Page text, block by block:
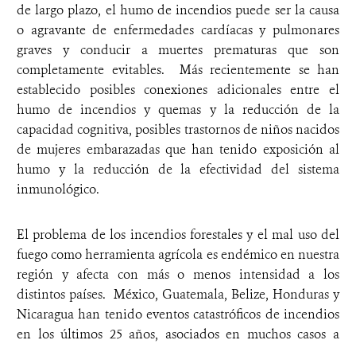
de largo plazo, el humo de incendios puede ser la causa
o agravante de enfermedades cardíacas y pulmonares
graves y conducir a muertes prematuras que son
completamente evitables. Más recientemente se han
establecido posibles conexiones adicionales entre el
humo de incendios y quemas y la reducción de la
capacidad cognitiva, posibles trastornos de niños nacidos
de mujeres embarazadas que han tenido exposición al
humo y la reducción de la efectividad del sistema
inmunológico.
El problema de los incendios forestales y el mal uso del
fuego como herramienta agrícola es endémico en nuestra
región y afecta con más o menos intensidad a los
distintos países. México, Guatemala, Belize, Honduras y
Nicaragua han tenido eventos catastróficos de incendios
en los últimos 25 años, asociados en muchos casos a